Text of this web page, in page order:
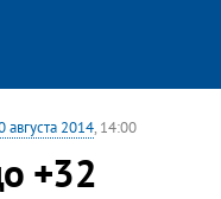
августа 2014, 14:00
+32